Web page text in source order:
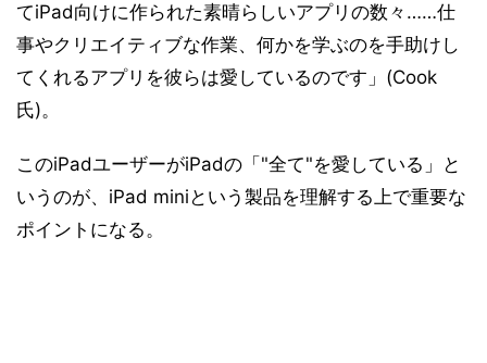
てiPad向けに作られた素晴らしいアプリの数々……仕
事やクリエイティブな作業、何かを学ぶのを手助けし
てくれるアプリを彼らは愛しているのです」(Cook
氏)。
このiPadユーザーがiPadの「"全て"を愛している」と
いうのが、iPad miniという製品を理解する上で重要な
ポイントになる。